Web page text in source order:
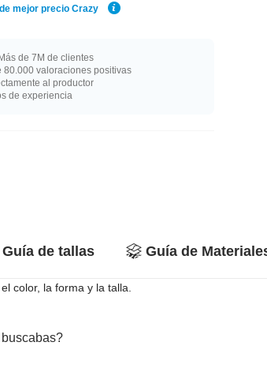
mejor precio Crazy
de 7M de clientes
80.000 valoraciones positivas
al productor
de experiencia
Guía de tallas Guía de
color, la forma y la talla.